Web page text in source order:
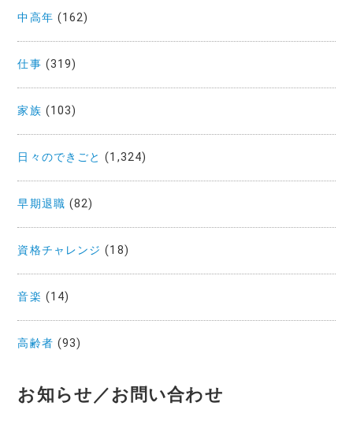
中高年 (162)
仕事 (319)
家族 (103)
日々のできごと (1,324)
早期退職 (82)
資格チャレンジ (18)
音楽 (14)
高齢者 (93)
お知らせ／お問い合わせ